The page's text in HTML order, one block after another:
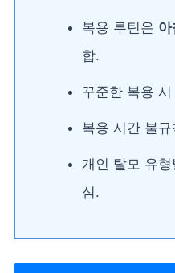
복용 루틴은
합.
꾸준한 복용
복용 시간 불
개인 탈모 유
심.